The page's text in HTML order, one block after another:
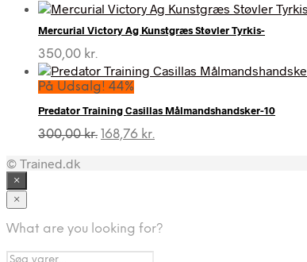
Mercurial Victory Ag Kunstgræs Støvler Tyrkis-
350,00 kr.
På Udsalg! 44%
Predator Training Casillas Målmandshandsker-10
300,00kr. Den
168,76 kr.
© Trained.dk
×
×
What are you looking for?